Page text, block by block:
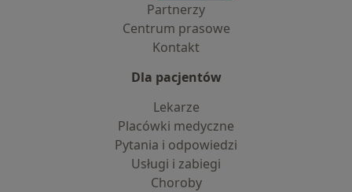
Partnerzy
Centrum prasowe
Kontakt
Dla pacjentów
Lekarze
Placówki medyczne
Pytania i odpowiedzi
Usługi i zabiegi
Choroby